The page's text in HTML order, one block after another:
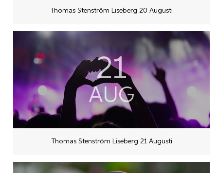
Thomas Stenström Liseberg 20 Augusti
21
AUG
Thomas Stenström Liseberg 21 Augusti